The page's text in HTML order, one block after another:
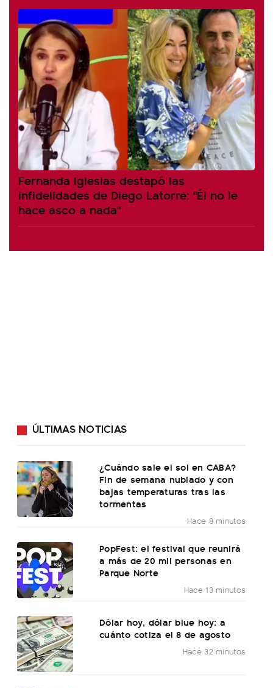
Fernanda Iglesias destapó las
infidelidades de Diego Latorre: "Él no le
hace asco a nada"
ÚLTIMAS NOTICIAS
¿Cuándo sale el sol en CABA?
Fin de semana nublado y con
bajas temperaturas tras las
tormentas
Hace 8 minutos
PopFest: el festival que reunirá
a más de 20 mil personas en
Parque Norte
Hace 13 minutos
Dólar hoy, dólar blue hoy: a
cuánto cotiza el 8 de agosto
Hace 32 minutos